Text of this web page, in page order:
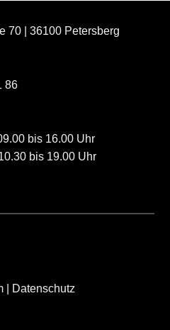
70 | 36100 Petersberg
86
bis 16.00 Uhr
bis 19.00 Uhr
| Datenschutz